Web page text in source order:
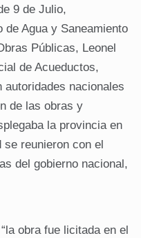
9 de Julio,
Agua y Saneamiento
Públicas, Leonel
de Acueductos,
autoridades nacionales
de las obras y
la provincia en
reunieron con el
del gobierno nacional,
obra fue licitada en el